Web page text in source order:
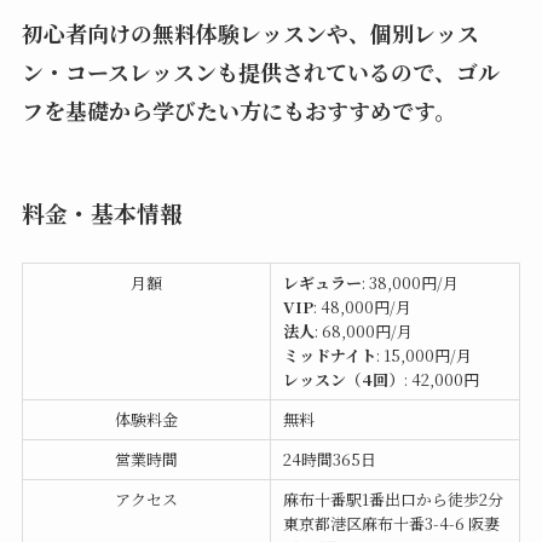
初心者向けの無料体験レッスンや、 個別レッス
ン・コースレッスンも提供されているので、ゴル
フを基礎から学びたい方にもおすすめです。
料金・基本情報
月額 レギュラー: 38,000円/月
VIP: 48,000円/月
法人: 68,000円/月
ミッドナイト: 15,000円/月
レッスン（4回） : 42,000円
体験料金
無料
営業時間
24時間365日
アクセス
麻布十番駅1番出口から徒歩2分
東京都港区麻布十番3-4-6 阪妻